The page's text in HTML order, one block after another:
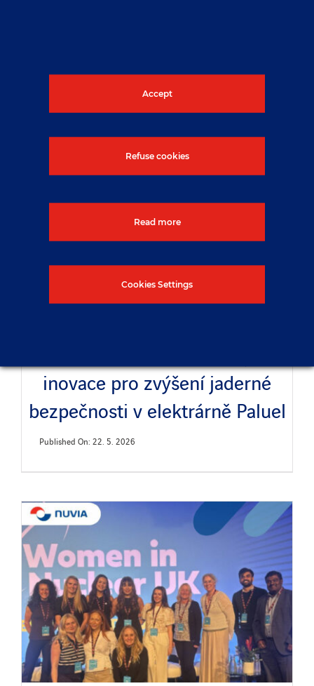
Nuclear
inovace pro zvýšení jaderné
bezpečnosti v elektrárně Paluel
Published On: 22. 5. 2026
Accept
Refuse cookies
Read more
Cookies Settings